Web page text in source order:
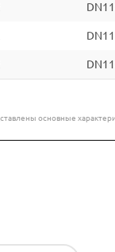
основные